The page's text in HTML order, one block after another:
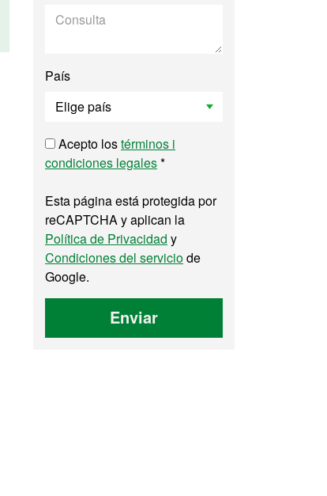
País
Acepto lostérminos i
condiciones legales*
Esta página está protegida por
reCAPTCHA y aplican la
Política de Privacidad y
Condiciones del serviciode
Google.
Enviar